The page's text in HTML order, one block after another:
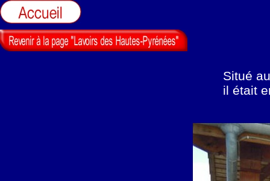
Situé
il était